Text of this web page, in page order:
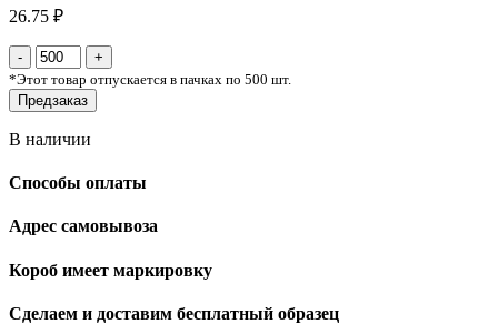
26.75 ₽
*Этот товар отпускается в пачках по 500 шт.
Предзаказ
В наличии
Способы оплаты
Адрес самовывоза
Короб имеет маркировку
Сделаем и доставим бесплатный образец